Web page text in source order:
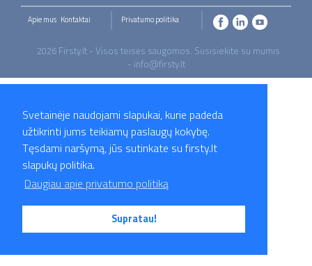
Svetainėje naudojami slapukai, kurie padeda
užtikrinti jums teikiamų paslaugų kokybę.
Tęsdami naršymą, jūs sutinkate su firsty.lt
slapukų politika.
Daugiau apie privatumo politiką
Supratau!
Apie mus Kontaktai Privatumo politika
2026 Firsty.lt - Visos teisės saugomos. Susisiekite su mumis
- info@firsty.lt